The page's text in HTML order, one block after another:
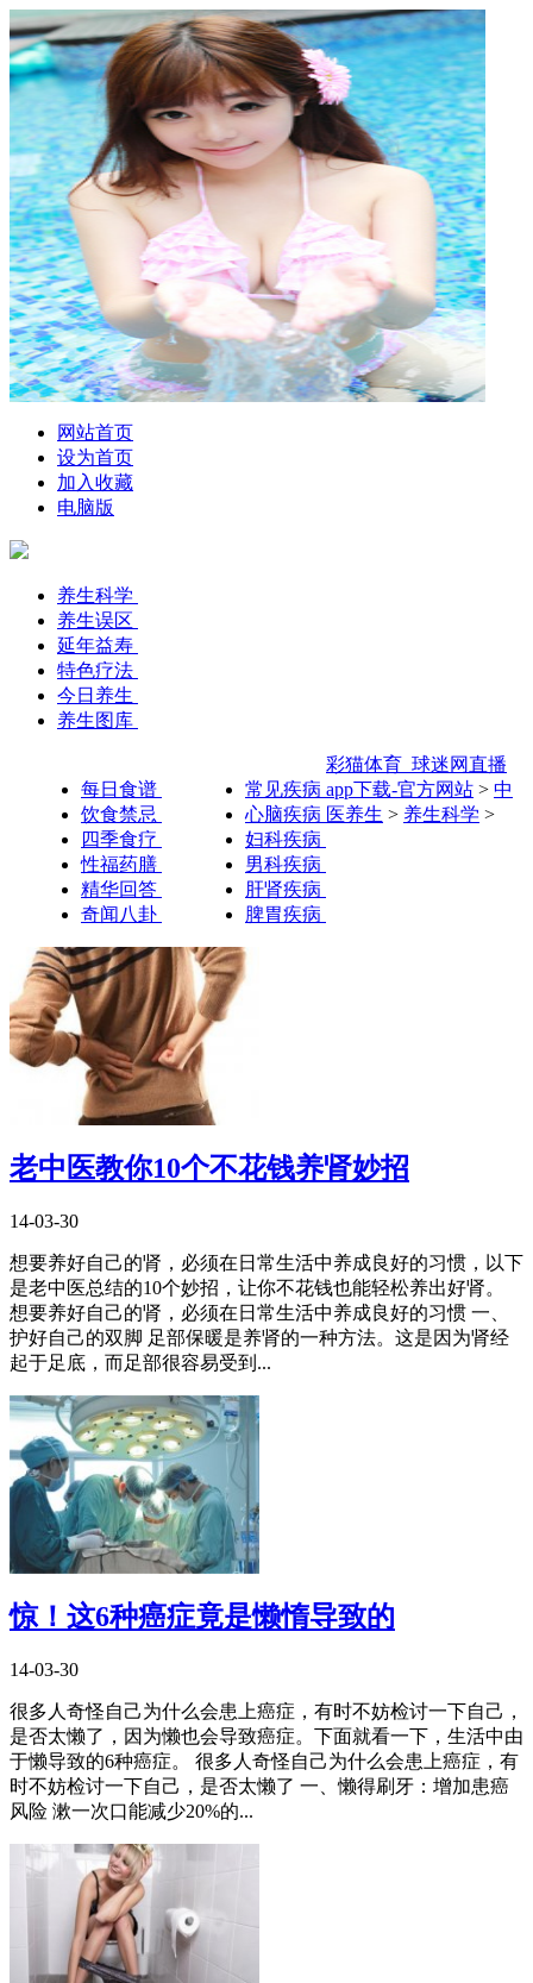
网站首页
设为首页
加入收藏
电脑版
养生科学
养生误区
延年益寿
特色疗法
今日养生
养生图库
每日食谱
饮食禁忌
四季食疗
性福药膳
精华回答
奇闻八卦
常见疾病
心脑疾病
妇科疾病
男科疾病
肝肾疾病
脾胃疾病
彩猫体育_球迷网直播
app下载-官方网站 > 中
医养生 > 养生科学 >
老中医教你10个不花钱养肾妙招
14-03-30
想要养好自己的肾，必须在日常生活中养成良好的习惯，以下
是老中医总结的10个妙招，让你不花钱也能轻松养出好肾。
想要养好自己的肾，必须在日常生活中养成良好的习惯 一、
护好自己的双脚 足部保暖是养肾的一种方法。这是因为肾经
起于足底，而足部很容易受到...
惊！这6种癌症竟是懒惰导致的
14-03-30
很多人奇怪自己为什么会患上癌症，有时不妨检讨一下自己，
是否太懒了，因为懒也会导致癌症。下面就看一下，生活中由
于懒导致的6种癌症。 很多人奇怪自己为什么会患上癌症，有
时不妨检讨一下自己，是否太懒了 一、懒得刷牙：增加患癌
风险 漱一次口能减少20%的...